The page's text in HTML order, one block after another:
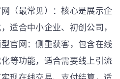
（最常见）：核心是展示企
适合中小企业、初创公司，
官网：侧重获客，包含在线
化等功能，适合需要线上引流